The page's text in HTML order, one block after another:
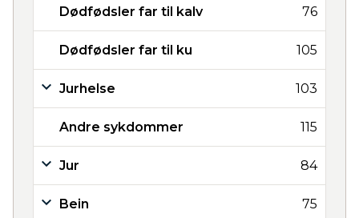
Dødfødsler far til kalv 76
Dødfødsler far til ku 105
Jurhelse 103
Andre sykdommer 115
Jur 84
Bein 75